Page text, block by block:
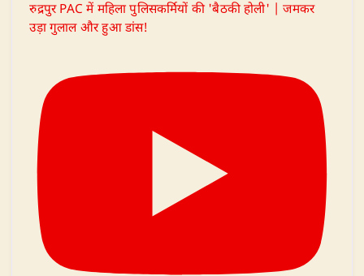
रुद्रपुर PAC में महिला पुलिसकर्मियों की 'बैठकी होली' | जमकर
उड़ा गुलाल और हुआ डांस!